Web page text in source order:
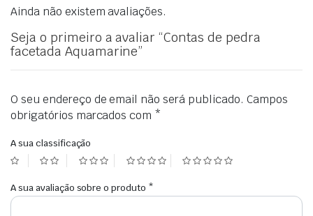
Ainda não existem avaliações.
Seja o primeiro a avaliar “Contas de pedra
facetada Aquamarine”
O seu endereço de email não será publicado. Campos
obrigatórios marcados com *
A sua classificação
A sua avaliação sobre o produto *